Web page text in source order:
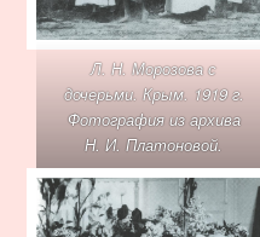
Л. Н. Морозова с
дочерьми. Крым. 1919 г.
Фотография из архива
Н. И. Платоновой.